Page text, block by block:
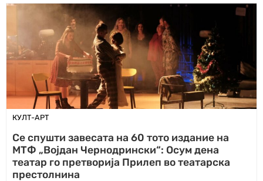
КУЛТ-АРТ
Се спушти завесата на 60 тото издание на
МТФ „Војдан Чернодрински“: Осум дена
театар го претворија Прилеп во театарска
престолнина